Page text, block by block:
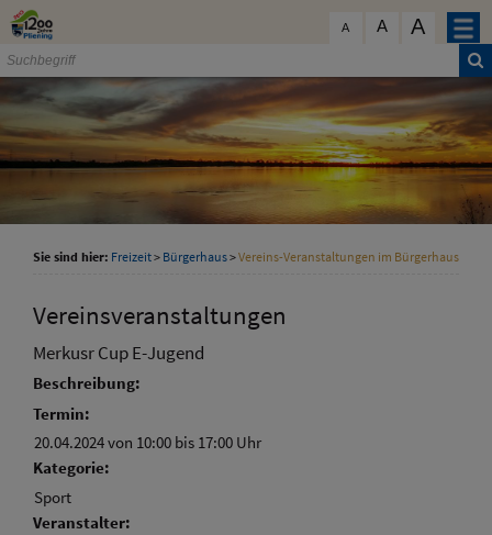
Zum Inhalt
A A A
Sie sind hier: Freizeit> Bürgerhaus>Vereins-Veranstaltungen im Bürgerhaus
Vereinsveranstaltungen
Merkusr Cup E-Jugend
Beschreibung:
Termin:
20.04.2024 von 10:00 bis 17:00 Uhr
Kategorie:
Sport
Veranstalter:
schließen